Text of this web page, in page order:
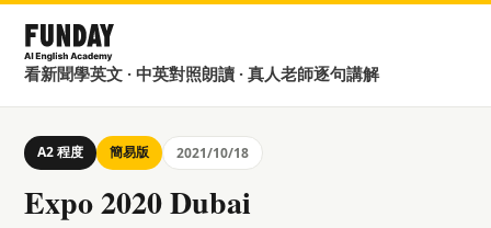
看新聞學英文 · 中英對照朗讀 · 真人老師逐句講解
A2 程度 簡易版 2021/10/18
Expo 2020 Dubai